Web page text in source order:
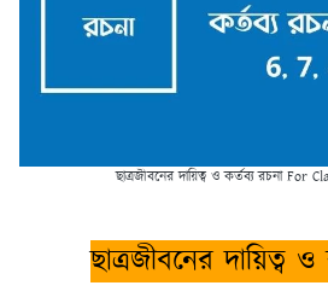
ছাত্রজীবনের দায়িত্ব ও কর্তব্য রচনা For
ছাত্রজীবনের দায়িত্ব